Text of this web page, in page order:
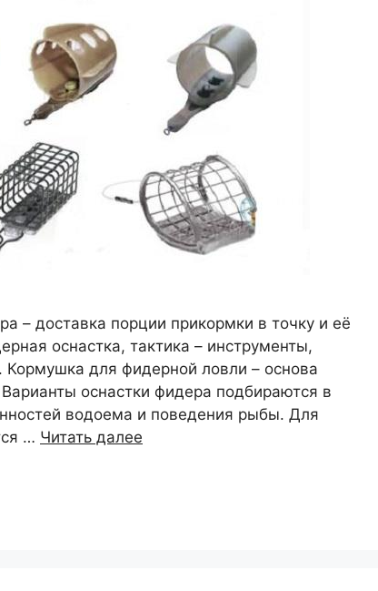
– доставка порции прикормки в точку и её
оснастка, тактика – инструменты,
для фидерной ловли – основа
оснастки фидера подбираются в
водоема и поведения рыбы. Для
… Читать далее